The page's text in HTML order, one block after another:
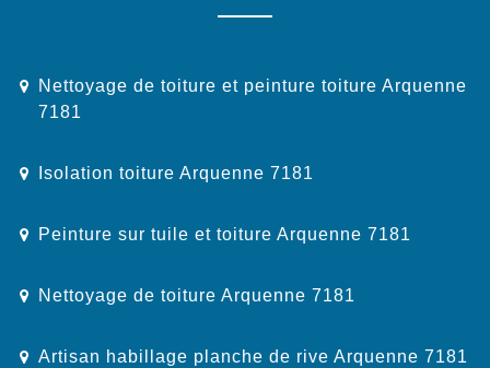
Nettoyage de toiture et peinture toiture Arquenne
7181
Isolation toiture Arquenne 7181
Peinture sur tuile et toiture Arquenne 7181
Nettoyage de toiture Arquenne 7181
Artisan habillage planche de rive Arquenne 7181